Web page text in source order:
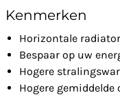
Kenmerken
Horizontale radiator
Bespaar op uw
Hogere
Hogere